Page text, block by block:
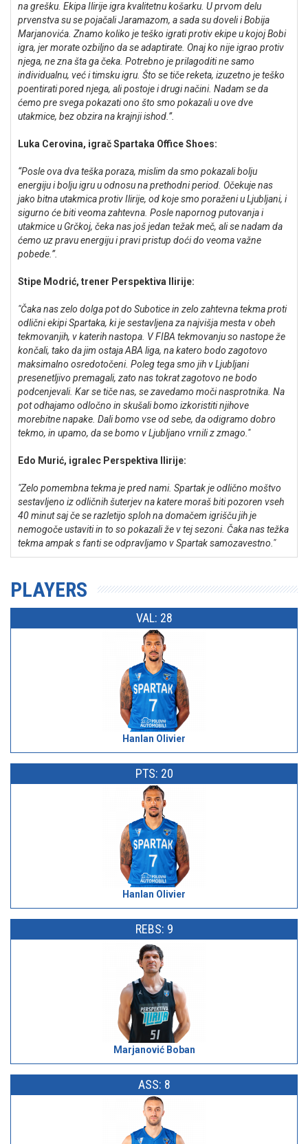
na grešku. Ekipa Ilirije igra kvalitetnu košarku. U prvom delu
prvenstva su se pojačali Jaramazom, a sada su doveli i Bobija
Marjanovića. Znamo koliko je teško igrati protiv ekipe u kojoj Bobi
igra, jer morate ozbiljno da se adaptirate. Onaj ko nije igrao protiv
njega, ne zna šta ga čeka. Potrebno je prilagoditi ne samo
individualnu, već i timsku igru. Što se tiče reketa, izuzetno je teško
poentirati pored njega, ali postoje i drugi načini. Nadam se da
ćemo pre svega pokazati ono što smo pokazali u ove dve
utakmice, bez obzira na krajnji ishod.”.
Luka Cerovina, igrač Spartaka Office Shoes:
“Posle ova dva teška poraza, mislim da smo pokazali bolju
energiju i bolju igru u odnosu na prethodni period. Očekuje nas
jako bitna utakmica protiv Ilirije, od koje smo poraženi u Ljubljani, i
sigurno će biti veoma zahtevna. Posle napornog putovanja i
utakmice u Grčkoj, čeka nas još jedan težak meč, ali se nadam da
ćemo uz pravu energiju i pravi pristup doći do veoma važne
pobede.”.
Stipe Modrić, trener Perspektiva Ilirije:
"Čaka nas zelo dolga pot do Subotice in zelo zahtevna tekma proti
odlični ekipi Spartaka, ki je sestavljena za najvišja mesta v obeh
tekmovanjih, v katerih nastopa. V FIBA tekmovanju so nastope že
končali, tako da jim ostaja ABA liga, na katero bodo zagotovo
maksimalno osredotočeni. Poleg tega smo jih v Ljubljani
presenetljivo premagali, zato nas tokrat zagotovo ne bodo
podcenjevali. Kar se tiče nas, se zavedamo moči nasprotnika. Na
pot odhajamo odločno in skušali bomo izkoristiti njihove
morebitne napake. Dali bomo vse od sebe, da odigramo dobro
tekmo, in upamo, da se bomo v Ljubljano vrnili z zmago."
Edo Murić, igralec Perspektiva Ilirije:
"Zelo pomembna tekma je pred nami. Spartak je odlično moštvo
sestavljeno iz odličnih šuterjev na katere moraš biti pozoren vseh
40 minut saj če se razletijo sploh na domačem igrišču jih je
nemogoče ustaviti in to so pokazali že v tej sezoni. Čaka nas težka
tekma ampak s fanti se odpravljamo v Spartak samozavestno."
PLAYERS
VAL: 28
Hanlan Olivier
PTS: 20
Hanlan Olivier
REBS: 9
Marjanović Boban
ASS: 8